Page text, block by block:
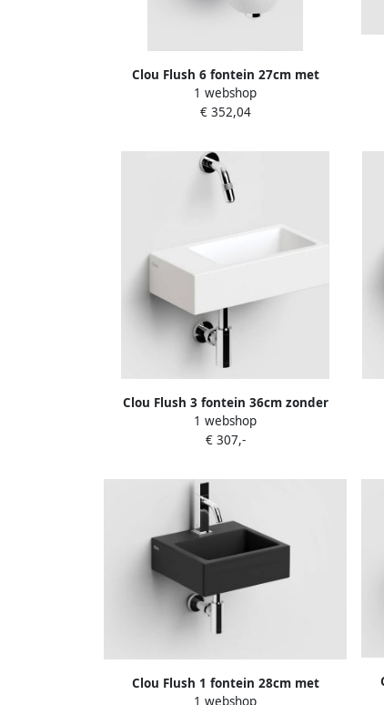
Clou Flush 6 fontein 27cm met
kraangat wit keramiek CL 03.03060
1 webshop
€ 352,04
Clou Flush 3 fontein 36cm zonder
kraangat links mat wit keramisch CL
03.02033
1 webshop
€ 307,-
Clou Flush 1 fontein 28cm met
1 webshop